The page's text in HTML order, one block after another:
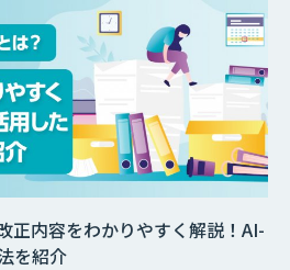
正内容をわかりやすく解説！AI-
を紹介